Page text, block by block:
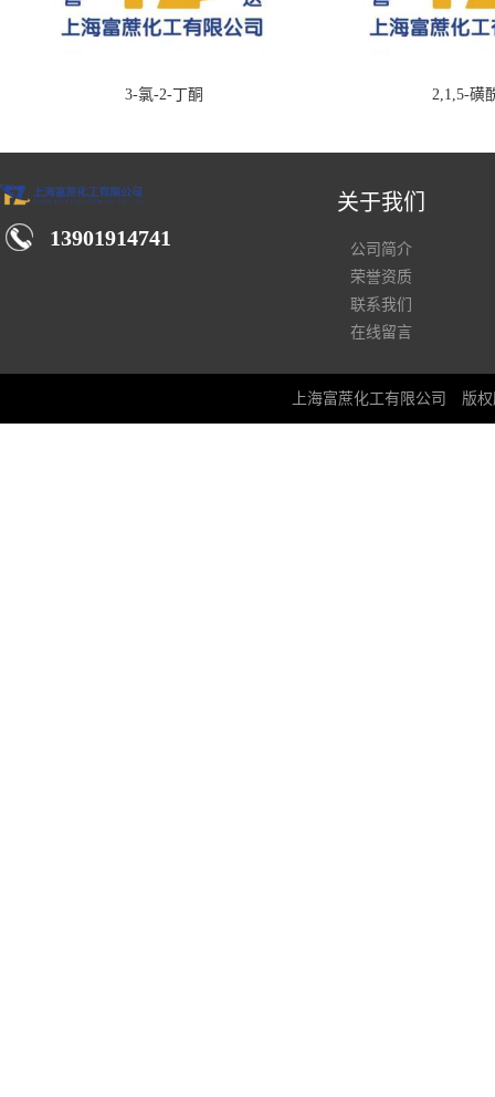
3-氯-2-丁酮 2,1,5-磺
13901914741
关于我们
公司简介
荣誉资质
联系我们
在线留言
上海富蔗化工有限公司 版